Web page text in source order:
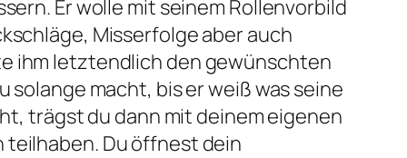
Er wolle mit seinem Rollenvorbild
Misserfolge aber auch
ihm letztendlich den gewünschten
solange macht, bis er weiß was seine
trägst du dann mit deinem eigenen
teilhaben. Du öffnest dein